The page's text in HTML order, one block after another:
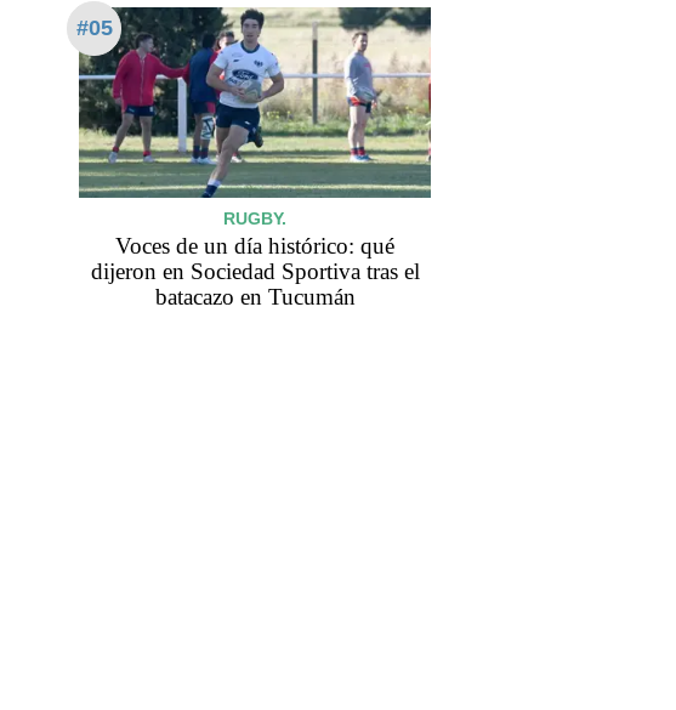
#05
RUGBY.
Voces de un día histórico: qué
dijeron en Sociedad Sportiva tras el
batacazo en Tucumán